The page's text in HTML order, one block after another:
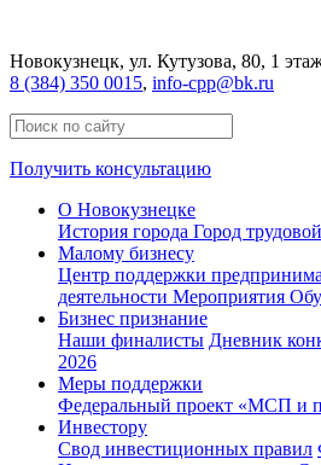
Новокузнецк, ул. Кутузова, 80, 1
8 (384) 350 0015, info-cpp@bk.ru
Получить консультацию
О Новокузнецке
История города Город
Малому бизнесу
Центр поддержки
деятельности Мероприятия
Бизнес признание
Наши финалисты Дневник
2026
Меры поддержки
Федеральный проект «МСП и
Инвестору
Свод инвестиционных правил